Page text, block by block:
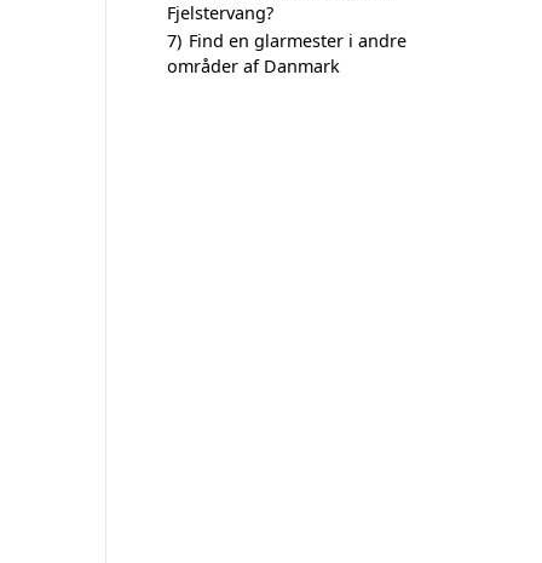
Fjelstervang?
7) Find en glarmester i andre
områder af Danmark